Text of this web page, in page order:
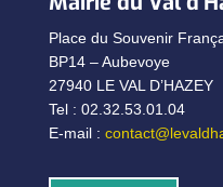
Place du Souvenir
BP14 – Aubevoye
27940 LE VAL D’HAZEY
Tel : 02.32.53.01.04
E-mail :